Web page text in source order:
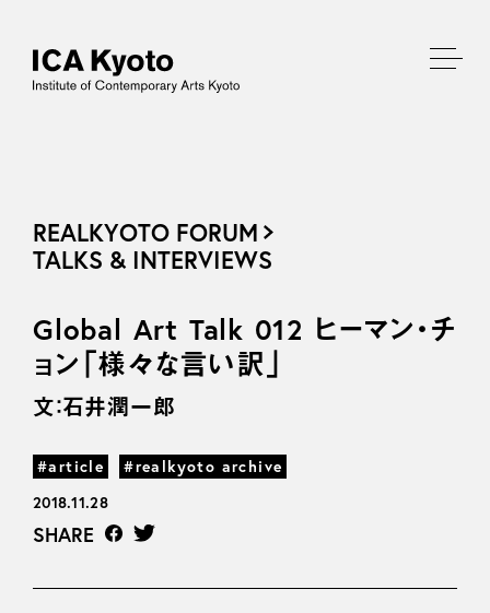
REALKYOTO FORUM
TALKS & INTERVIEWS
Global Art Talk 012 ヒーマン・チ
ョン「様々な言い訳」
文：石井潤一郎
#article
#realkyoto archive
2018.11.28
SHARE